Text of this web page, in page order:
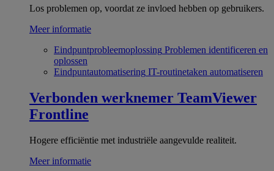
Los problemen op, voordat ze invloed hebben op gebruikers.
Meer informatie
Eindpuntprobleemoplossing Problemen identificeren en
oplossen
Eindpuntautomatisering IT-routinetaken automatiseren
Verbonden werknemer TeamViewer
Frontline
Hogere efficiëntie met industriële aangevulde realiteit.
Meer informatie